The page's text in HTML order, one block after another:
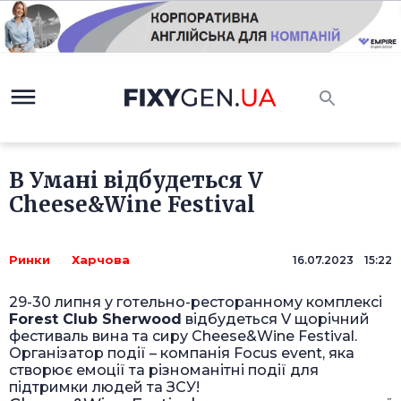
В Умані відбудеться V
Cheese&Wine Festival
Ринки Харчова 16.07.2023 15:22
29-30 липня у готельно-ресторанному комплексі
Forest Club Sherwood відбудеться V щорічний
фестиваль вина та сиру Cheese&Wine Festival.
Організатор події – компанія Focus event, яка
створює емоції та різноманітні події для
підтримки людей та ЗСУ!